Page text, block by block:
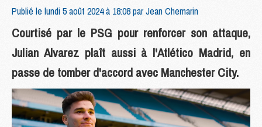
Publié le lundi 5 août 2024 à 18:08 parJean Chemarin
Courtisé par le PSG pour renforcer son attaque,
Julian Alvarez plaît aussi à l'Atlético Madrid, en
passe de tomber d'accord avec Manchester City.